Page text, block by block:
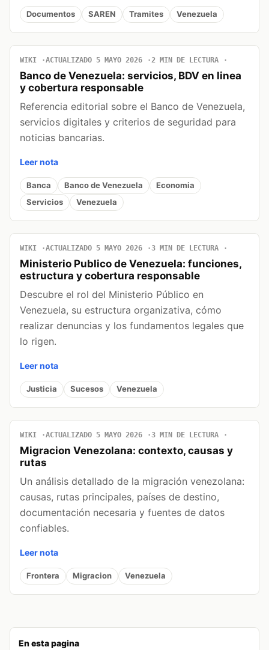
En esta pagina
Documentos SAREN Tramites Venezuela
WIKI ACTUALIZADO 5 MAYO 2026 2 MIN DE LECTURA
Banco de Venezuela: servicios, BDV en linea
y cobertura responsable
Referencia editorial sobre el Banco de Venezuela,
servicios digitales y criterios de seguridad para
noticias bancarias.
Leer nota
Banca Banco de Venezuela
Economia
Servicios
Venezuela
WIKI ACTUALIZADO 5 MAYO 2026 3 MIN DE LECTURA
Ministerio Publico de Venezuela: funciones,
estructura y cobertura responsable
Descubre el rol del Ministerio Público en
Venezuela, su estructura organizativa, cómo
realizar denuncias y los fundamentos legales que
lo rigen.
Leer nota
Justicia Sucesos Venezuela
WIKI ACTUALIZADO 5 MAYO 2026 3 MIN DE LECTURA
Migracion Venezolana: contexto, causas y
rutas
Un análisis detallado de la migración venezolana:
causas, rutas principales, países de destino,
documentación necesaria y fuentes de datos
confiables.
Leer nota
Frontera Migracion Venezuela